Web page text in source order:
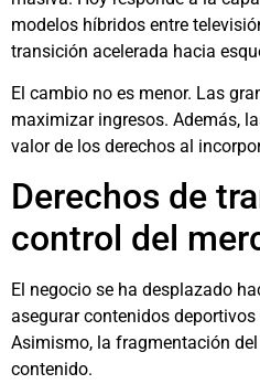
modelos híbridos entre
transición acelerada hacia
El cambio no es menor. Las
maximizar ingresos. Además,
valor de los derechos al
Derechos de
control del
El negocio se ha desplazado
asegurar contenidos
Asimismo, la fragmentación
contenido.